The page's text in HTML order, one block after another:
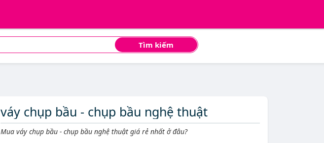
Tìm kiếm
váy chụp bầu - chụp bầu nghệ thuật
Mô tả ngắn
Mua váy chụp bầu - chụp bầu nghệ thuật giá rẻ nhất ở đâu?